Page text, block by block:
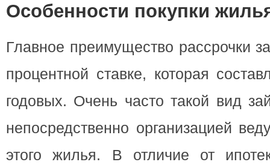
Особенности покупки
Главное преимущество рассрочки
процентной ставке, которая
годовых. Очень часто такой вид
непосредственно организацией
этого жилья. В отличие от